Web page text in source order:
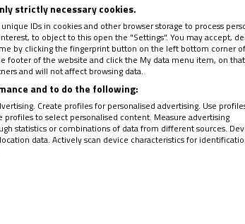
- 13:36
un mensaje en vídeo del papa
el propio sacerdote asturiano el que
informan los medios vaticanos.
Nueva: la suscripción a la revista en
strictly necessary cookies.
IDs in cookies and other browser storage to process
to object to this open the "Settings". You may accept,
by clicking the fingerprint button on the left bottom corner
of the website and click the My data menu item, on
and will not affect browsing data.
and to do the following:
Create profiles for personalised advertising. Use
to select personalised content. Measure advertising
statistics or combinations of data from different sources.
data. Actively scan device characteristics for